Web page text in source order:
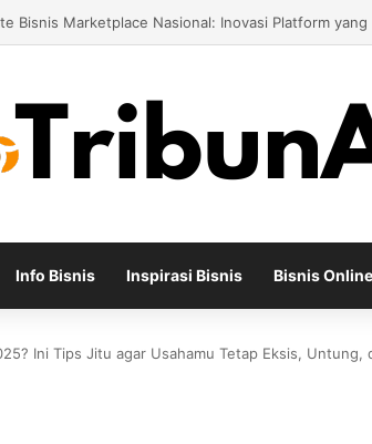
Mengembangkan Peluang Bisnis Ternak Kambing
Info Bisnis Inspirasi Bisnis Bisnis Online
Ini Tips Jitu agar Usahamu Tetap Eksis, Untung,